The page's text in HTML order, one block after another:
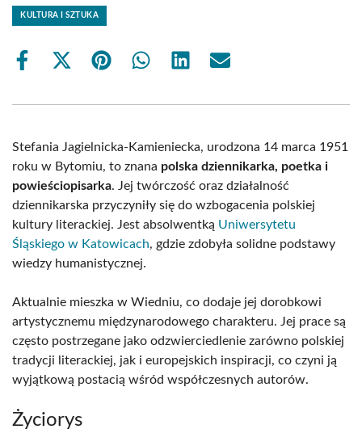
KULTURA I SZTUKA
Share
Share
(Twitter)
Share Share Share Share
Stefania Jagielnicka-Kamieniecka, urodzona 14 marca 1951
roku w Bytomiu, to znana polska dziennikarka, poetka i
powieściopisarka. Jej twórczość oraz działalność
dziennikarska przyczyniły się do wzbogacenia polskiej
kultury literackiej. Jest absolwentką Uniwersytetu
Śląskiego w Katowicach, gdzie zdobyła solidne podstawy
wiedzy humanistycznej.
Aktualnie mieszka w Wiedniu, co dodaje jej dorobkowi
artystycznemu międzynarodowego charakteru. Jej prace są
często postrzegane jako odzwierciedlenie zarówno polskiej
tradycji literackiej, jak i europejskich inspiracji, co czyni ją
wyjątkową postacią wśród współczesnych autorów.
Życiorys